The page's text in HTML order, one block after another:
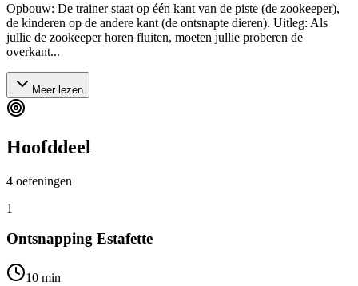
Opbouw: De trainer staat op één kant van de piste (de zookeeper),
de kinderen op de andere kant (de ontsnapte dieren). Uitleg: Als
jullie de zookeeper horen fluiten, moeten jullie proberen de
overkant...
Meer lezen
Hoofddeel
4 oefeningen
1
Ontsnapping Estafette
10 min